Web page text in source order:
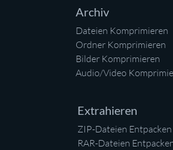
Archiv
Dateien Komprimieren
Ordner Komprimieren
Bilder Komprimieren
Audio/Video
Extrahieren
ZIP-Dateien Entpacken
RAR-Dateien